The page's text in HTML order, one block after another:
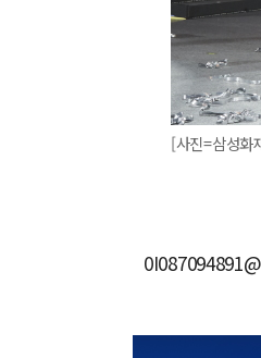
[사진=삼성화